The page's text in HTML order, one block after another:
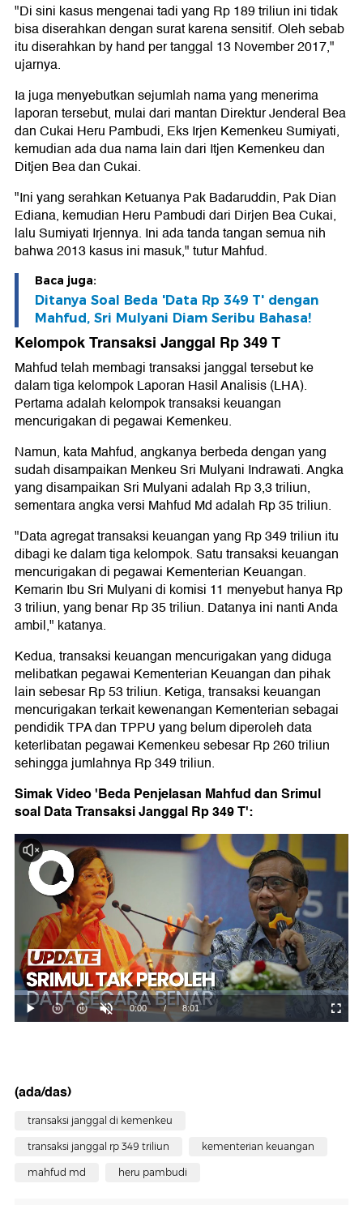
"Di sini kasus mengenai tadi yang Rp 189 triliun ini tidak
bisa diserahkan dengan surat karena sensitif. Oleh sebab
itu diserahkan by hand per tanggal 13 November 2017,"
ujarnya.
Ia juga menyebutkan sejumlah nama yang menerima
laporan tersebut, mulai dari mantan Direktur Jenderal Bea
dan Cukai Heru Pambudi, Eks Irjen Kemenkeu Sumiyati,
kemudian ada dua nama lain dari Itjen Kemenkeu dan
Ditjen Bea dan Cukai.
"Ini yang serahkan Ketuanya Pak Badaruddin, Pak Dian
Ediana, kemudian Heru Pambudi dari Dirjen Bea Cukai,
lalu Sumiyati Irjennya. Ini ada tanda tangan semua nih
bahwa 2013 kasus ini masuk," tutur Mahfud.
Baca juga:
Ditanya Soal Beda 'Data Rp 349 T' dengan
Mahfud, Sri Mulyani Diam Seribu Bahasa!
Kelompok Transaksi Janggal Rp 349 T
Mahfud telah membagi transaksi janggal tersebut ke
dalam tiga kelompok Laporan Hasil Analisis (LHA).
Pertama adalah kelompok transaksi keuangan
mencurigakan di pegawai Kemenkeu.
Namun, kata Mahfud, angkanya berbeda dengan yang
sudah disampaikan Menkeu Sri Mulyani Indrawati. Angka
yang disampaikan Sri Mulyani adalah Rp 3,3 triliun,
sementara angka versi Mahfud Md adalah Rp 35 triliun.
"Data agregat transaksi keuangan yang Rp 349 triliun itu
dibagi ke dalam tiga kelompok. Satu transaksi keuangan
mencurigakan di pegawai Kementerian Keuangan.
Kemarin Ibu Sri Mulyani di komisi 11 menyebut hanya Rp
3 triliun, yang benar Rp 35 triliun. Datanya ini nanti Anda
ambil," katanya.
Kedua, transaksi keuangan mencurigakan yang diduga
melibatkan pegawai Kementerian Keuangan dan pihak
lain sebesar Rp 53 triliun. Ketiga, transaksi keuangan
mencurigakan terkait kewenangan Kementerian sebagai
pendidik TPA dan TPPU yang belum diperoleh data
keterlibatan pegawai Kemenkeu sebesar Rp 260 triliun
sehingga jumlahnya Rp 349 triliun.
Simak Video 'Beda Penjelasan Mahfud dan Srimul
soal Data Transaksi Janggal Rp 349 T':
(ada/das)
transaksi janggal di kemenkeu
transaksi janggal rp 349 triliun kementerian keuangan
mahfud md heru pambudi